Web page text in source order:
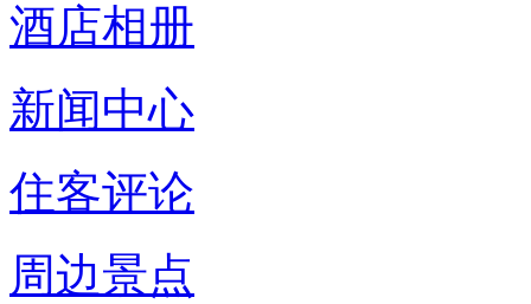
酒店相册
新闻中心
住客评论
周边景点